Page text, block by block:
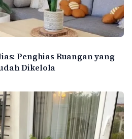
Penghias Ruangan yang
Dikelola